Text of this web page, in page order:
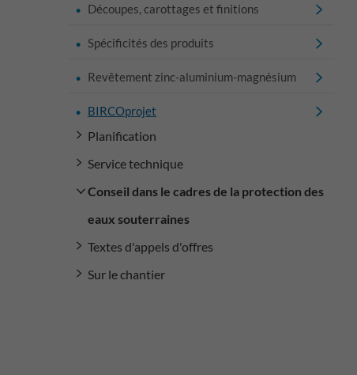
Découpes, carottages et finitions
Spécificités des produits
Revêtement zinc-aluminium-magnésium
BIRCOprojet
Planification
Service technique
Conseil dans le cadres de la protection des
eaux souterraines
Textes d'appels d'offres
Sur le chantier